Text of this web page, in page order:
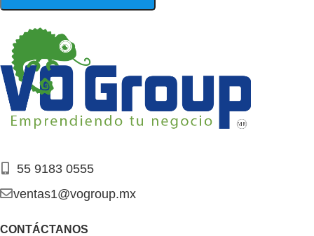
55 9183 0555
ventas1@vogroup.mx
CONTÁCTANOS